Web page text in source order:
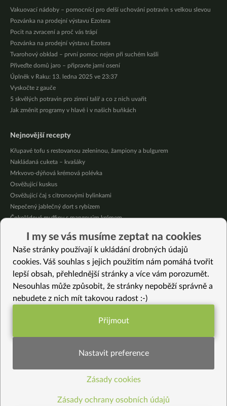
Vakuovací nádoby – pomocníci pro delší uchování potravin s velkou slevou
Pozvánka na prodejní výstavu Ezotera
Pocit na zvracení a proč vás trápí
Pozvánka na prodejní výstavu Ezotera
Tvarohový obklad – první pomoc nejen při suchém kašli
Přiveďte domů jaro – připravte jarní osení
Úplněk v Raku: 13. ledna 2025 ve 23:37
Vyskočte z gauče
5 skvělých potravin pro zimní talíř a co z nich uvařit
Jak změnit programy v hlavě i v našich buňkách
Nejnovější recepty
Křupavé tofu s restovanou zeleninou, žampiony a bulgurem
Nakládaná cuketa – kvašáky
Mrkvovo-dýňová krémová polévka
Osvěžující kuskus
Osvěžující čaj s citronovými bylinkami
Nepečený jablečný dort s rybízem
Čokoládové muffiny s mangovým krémem
Krémová zeleninová polévka s koprem a vločkami
Celozrnná rýže basmati se zeleninou
Vybrané recepty
Yaki Onigiri
Pikantní máslové fazole s čirokem
Placky z mungo fazolek (bezlepkové)
Krémová cizrnačka
Pórkové jarní závitky (fotopostup)
I my se vás musíme zeptat na cookies
Naše stránky používají k ukládání drobných údajů
cookies. Váš souhlas s jejich použitím nám pomáhá tvořit
lepší obsah, přehlednější stránky a více vám porozumět.
Nesouhlas může způsobit, že stránky nepoběží správně a
nebudete z nich mít takovou radost :-)
Funkční nastavení potřebujeme (vždy
Statistiky pro lepší obsah
Přijmout
Nastavit preference
Zásady cookies
Zásady ochrany osobních údajů